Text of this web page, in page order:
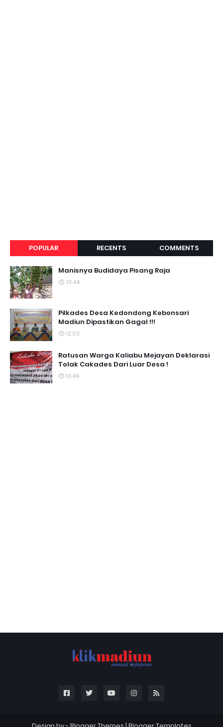
POPULAR RECENTS COMMENTS
Manisnya Budidaya Pisang Raja
01.44
Pilkades Desa Kedondong Kebonsari
Madiun Dipastikan Gagal !!!
12.03
Ratusan Warga Kaliabu Mejayan Deklarasi
Tolak Cakades Dari Luar Desa !
13.49